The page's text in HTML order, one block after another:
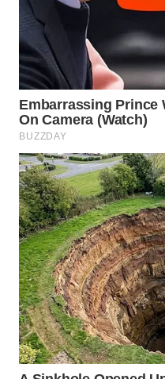
WN
NATUNA
BINTAN
WN
MANDALIKA
WN
LIKUPANG
WN
LABUANBAJO
WN
BORNEO